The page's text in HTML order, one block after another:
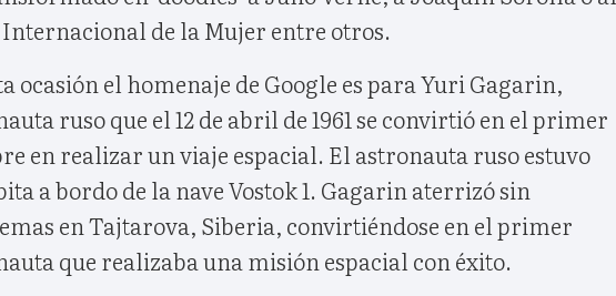
de la Mujer entre otros.
ocasión el homenaje de Google es para Yuri Gagarin,
ruso que el 12 de abril de 1961 se convirtió en el primer
en realizar un viaje espacial. El astronauta ruso estuvo
a bordo de la nave Vostok 1. Gagarin aterrizó sin
en Tajtarova, Siberia, convirtiéndose en el primer
que realizaba una misión espacial con éxito.